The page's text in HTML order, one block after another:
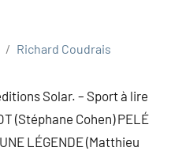
Richard Coudrais
Solar. – Sport à lire
(Stéphane Cohen) PELÉ
LÉGENDE (Matthieu